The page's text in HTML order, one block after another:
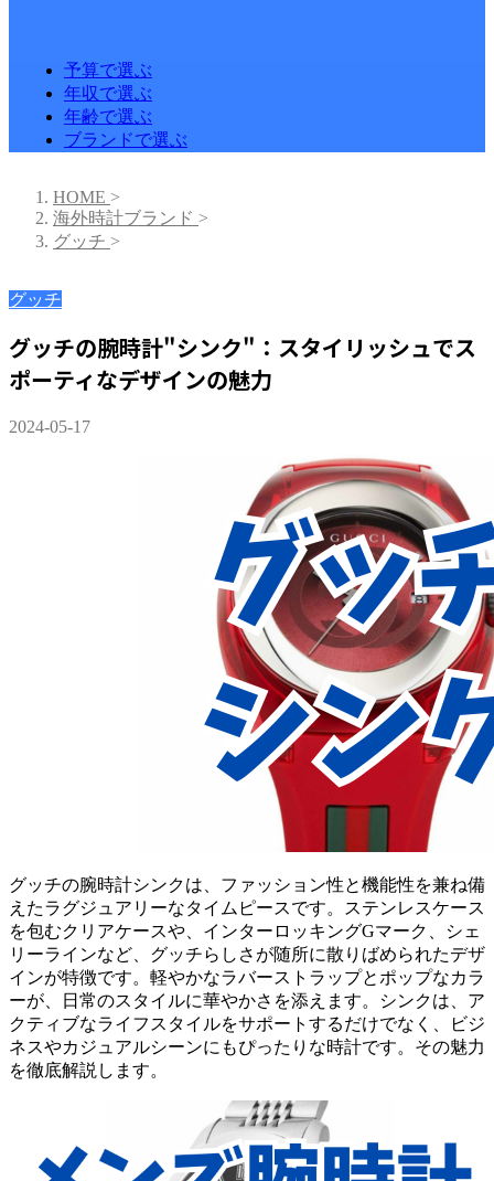
予算で選ぶ
年収で選ぶ
年齢で選ぶ
ブランドで選ぶ
HOME >
海外時計ブランド >
グッチ >
グッチ
グッチの腕時計"シンク"：スタイリッシュでス
ポーティなデザインの魅力
2024-05-17
グッチの腕時計シンクは、ファッション性と機能性を兼ね備
えたラグジュアリーなタイムピースです。ステンレスケース
を包むクリアケースや、インターロッキングGマーク、シェ
リーラインなど、グッチらしさが随所に散りばめられたデザ
インが特徴です。軽やかなラバーストラップとポップなカラ
ーが、日常のスタイルに華やかさを添えます。シンクは、ア
クティブなライフスタイルをサポートするだけでなく、ビジ
ネスやカジュアルシーンにもぴったりな時計です。その魅力
を徹底解説します。